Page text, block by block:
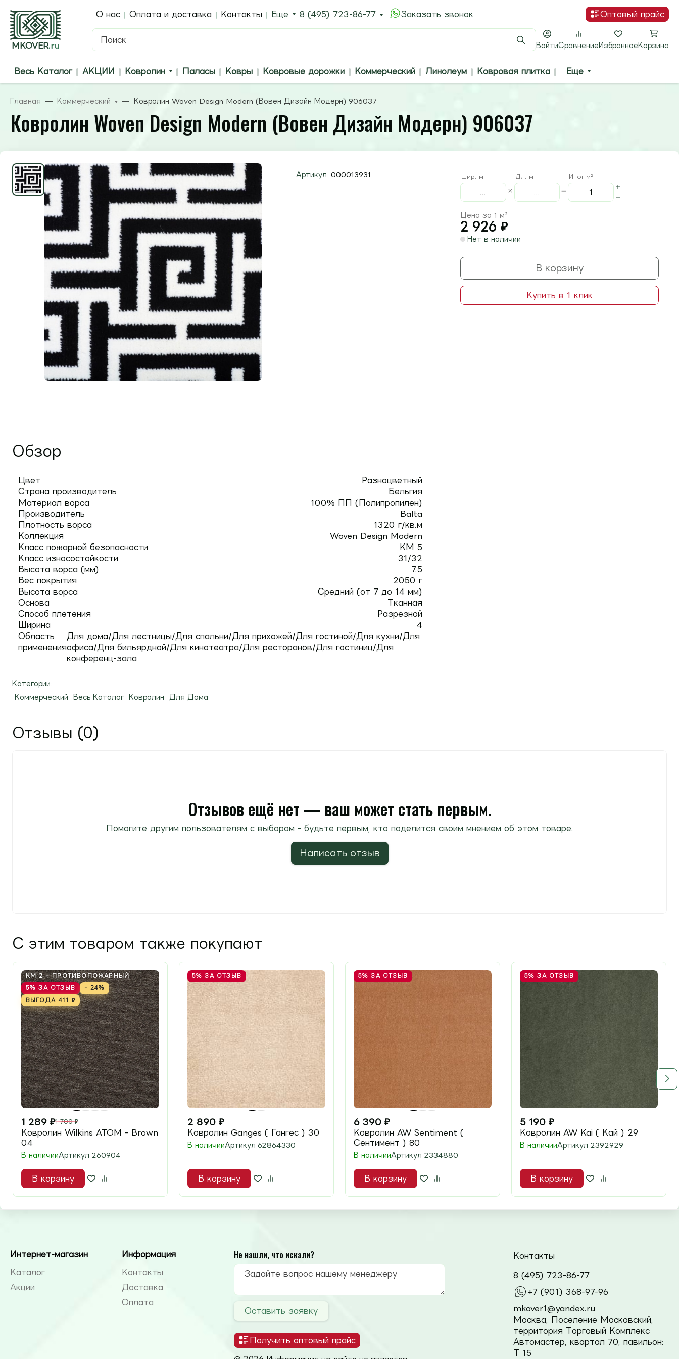
MKOVER.ru
О нас Оплата и доставка Контакты Еще 8 (495) 723-86-77 Заказать звонок Оптовый прайс
ПоискВойтиСравнение Избранное Корзина
Весь Каталог АКЦИИ Ковролин Паласы Ковры Ковровые дорожки Коммерческий Линолеум Ковровая плитка Еще
Главная Коммерческий Ковролин Woven Design Modern (Вовен Дизайн Модерн) 906037
Ковролин Woven Design Modern (Вовен Дизайн Модерн) 906037
Артикул: 000013931 Шир. м Дл. м Итог м²
Цена за 1 м²
2 926 ₽
Нет в наличии
В корзину
Купить в 1 клик
Обзор
Цвет
Разноцветный
Страна производитель
Бельгия
Материал ворса
100% ПП (Полипропилен)
Производитель
Balta
Плотность ворса
1320 г/кв.м
Коллекция
Woven Design Modern
Класс пожарной безопасности
КМ 5
Класс износостойкости
31/32
Высота ворса (мм)
7.5
Вес покрытия
2050 г
Высота ворса
Средний (от 7 до 14 мм)
Основа
Тканная
Способ плетения
Разрезной
Ширина
4
Область
применения
Для дома/Для лестницы/Для спальни/Для прихожей/Для гостиной/Для кухни/Для
офиса/Для бильярдной/Для кинотеатра/Для ресторанов/Для гостиниц/Для
конференц-зала
Категории:
Коммерческий
Весь Каталог Ковролин Для Дома
Отзывы (0)
Отзывов ещё нет — ваш может стать первым.
Помогите другим пользователям с выбором - будьте первым, кто поделится своим мнением об этом товаре.
Написать отзыв
С этим товаром также покупают
КМ 2 - ПРОТИВОПОЖАРНЫЙ
5% ЗА ОТЗЫВ
- 24%
ВЫГОДА411 ₽
1 289 ₽1 700 ₽
Ковролин Wilkins ATOM - Brown
04
В наличииАртикул 260904
В корзину
5% ЗА ОТЗЫВ
2 890 ₽
Ковролин Ganges ( Гангес ) 30
В наличииАртикул 62864330
В корзину
5% ЗА ОТЗЫВ
6 390 ₽
Ковролин AW Sentiment (
Сентимент ) 80
В наличииАртикул 2334880
В корзину
5% ЗА ОТЗЫВ
5 190 ₽
Ковролин AW Kai ( Кай ) 29
В наличииАртикул 2392929
В корзину
Интернет-магазин
Каталог
Акции
Информация
Контакты
Доставка
Оплата
Не нашли, что искали?
Оставить заявку
Получить оптовый прайс
Контакты
8 (495) 723-86-77
+7 (901) 368-97-96
mkover1@yandex.ru
Москва, Поселение Московский,
территория Торговый Комплекс
Автомастер, квартал 70, павильон:
Т 15